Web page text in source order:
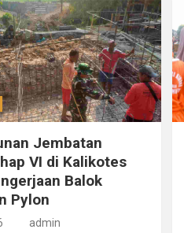
Jembatan
VI di Kalikotes
Balok
Pylon
admin